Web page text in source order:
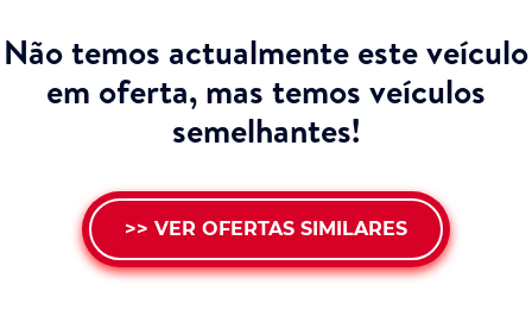
Não temos actualmente este veículo
em oferta, mas temos veículos
semelhantes!
>> VER OFERTAS SIMILARES